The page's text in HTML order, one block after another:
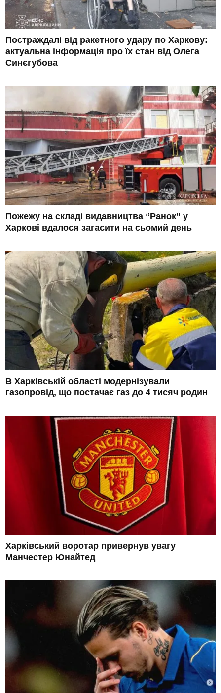
Постраждалі від ракетного удару по Харкову:
актуальна інформація про їх стан від Олега
Синєгубова
Пожежу на складі видавництва “Ранок” у
Харкові вдалося загасити на сьомий день
В Харківській області модернізували
газопровід, що постачає газ до 4 тисяч родин
Харківський воротар привернув увагу
Манчестер Юнайтед